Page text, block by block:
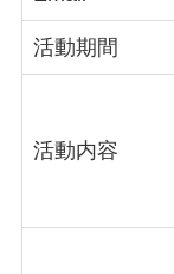
活動期間
活動内容